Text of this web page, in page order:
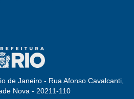
de Janeiro - Rua Afonso Cavalcanti,
Nova - 20211-110